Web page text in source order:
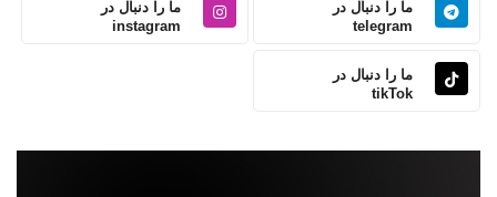
ما را دنبال در
telegram
ما را دنبال در
instagram
ما را دنبال در
tikTok